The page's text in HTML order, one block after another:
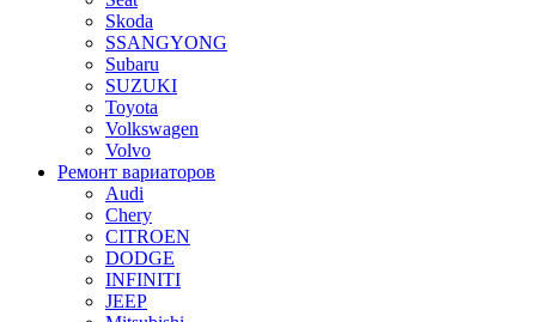
Skoda
SSANGYONG
Subaru
SUZUKI
Toyota
Volkswagen
Volvo
Ремонт вариаторов
Audi
Chery
CITROEN
DODGE
INFINITI
JEEP